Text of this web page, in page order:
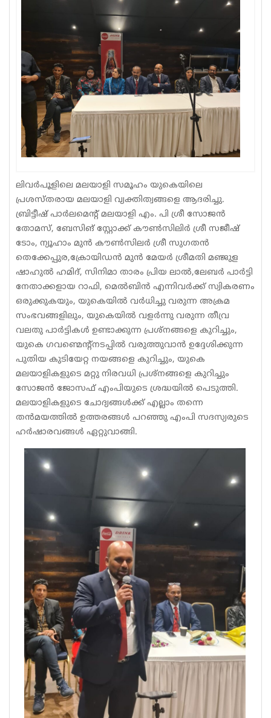
Classifieds
Gallery
ലിവർപൂളിലെ മലയാളി സമൂഹം യുകെയിലെ
പ്രശസ്തരായ മലയാളി വ്യക്തിത്വങ്ങളെ ആദരിച്ചു.
ബ്രിട്ടീഷ് പാർലമെന്റ് മലയാളി എം. പി ശ്രീ സോജൻ
തോമസ്, ബേസിങ് സ്റ്റോക്ക് കൗൺസിലിർ ശ്രീ സജീഷ്
ടോം, ന്യൂഹാം മുൻ കൗൺസിലർ ശ്രീ സുഗതൻ
തെക്കേപ്പുര,ക്രോയിഡൻ മുൻ മേയർ ശ്രീമതി മഞ്ജുള
ഷാഹുൽ ഹമിദ്, സിനിമാ താരം പ്രിയ ലാൽ,ലേബർ പാർട്ടി
നേതാക്കളായ റാഫി, മെൽബിൻ എന്നിവർക്ക് സ്വികരണം
ഒരുക്കുകയും, യുകെയിൽ വർധിച്ചു വരുന്ന അക്രമ
സംഭവങ്ങളിലും, യുകെയിൽ വളർന്നു വരുന്ന തീവ്ര
വലതു പാർട്ടികൾ ഉണ്ടാക്കുന്ന പ്രശ്നങ്ങളെ കുറിച്ചും,
യുകെ ഗവണ്മെന്റ്നടപ്പിൽ വരുത്തുവാൻ ഉദ്ദേശിക്കുന്ന
പുതിയ കുടിയേറ്റ നയങ്ങളെ കുറിച്ചും, യുകെ
മലയാളികളുടെ മറ്റു നിരവധി പ്രശ്നങ്ങളെ കുറിച്ചും
സോജൻ ജോസഫ് എംപിയുടെ ശ്രദ്ധയിൽ പെടുത്തി.
മലയാളികളുടെ ചോദ്യങ്ങൾക്ക് എല്ലാം തന്നെ
തൻമയത്തിൽ ഉത്തരങ്ങൾ പറഞ്ഞു എംപി സദസ്യരുടെ
ഹർഷാരവങ്ങൾ ഏറ്റുവാങ്ങി.